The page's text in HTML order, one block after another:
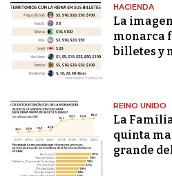
HACIENDA
La
monarca
billetes y
REINO UNIDO
La
quinta
grande